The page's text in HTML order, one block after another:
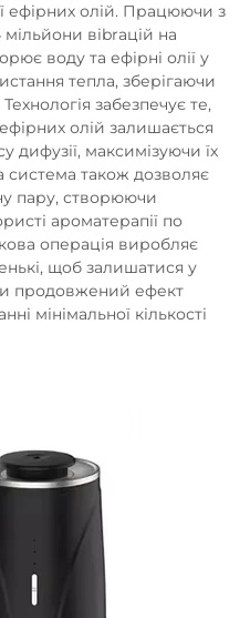
ефірних олій. Працюючи з
вibrацій на
воду та ефірні олії у
тепла, зберігаючи
забезпечує те,
олій залишається
дифузії, максимізуючи їх
також дозволяє
пару, створюючи
ароматерапії по
операція виробляє
щоб залишатися у
продовжений ефект
мінімальної кількості